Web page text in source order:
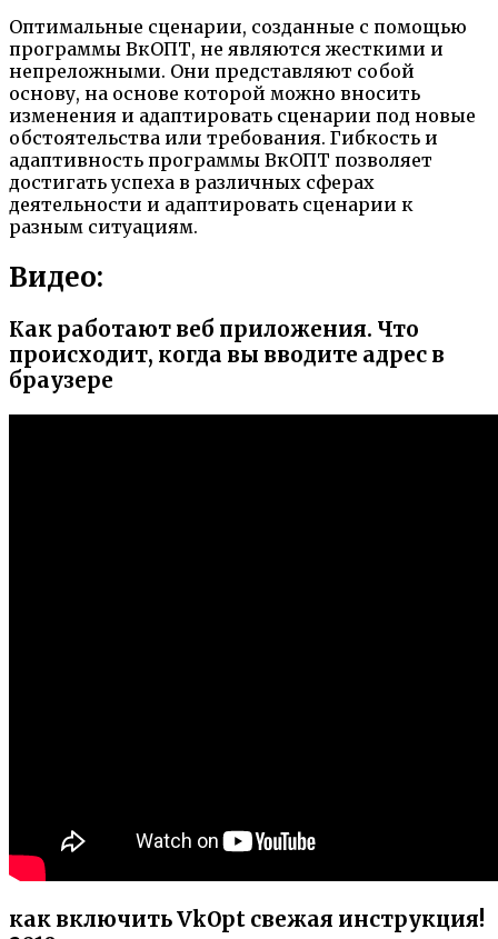
Оптимальные сценарии, созданные с помощью
программы ВкОПТ, не являются жесткими и
непреложными. Они представляют собой
основу, на основе которой можно вносить
изменения и адаптировать сценарии под новые
обстоятельства или требования. Гибкость и
адаптивность программы ВкОПТ позволяет
достигать успеха в различных сферах
деятельности и адаптировать сценарии к
разным ситуациям.
Видео:
Как работают веб приложения. Что
происходит, когда вы вводите адрес в
браузере
как включить VkOpt свежая инструкция!